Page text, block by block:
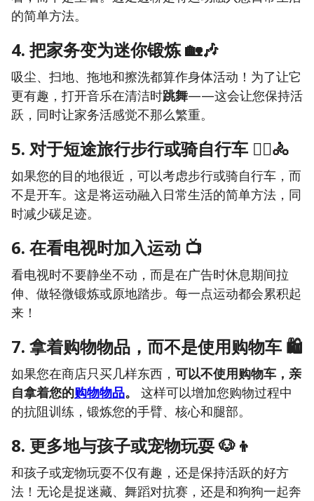
的简单方法。
4. 把家务变为迷你锻炼🏡🎶
吸尘、扫地、拖地和擦洗都算作身体活动！为了让它
更有趣，打开音乐在清洁时跳舞——这会让您保持活
跃，同时让家务活感觉不那么繁重。
5. 对于短途旅行步行或骑自行车 🚶‍♀️🚴
如果您的目的地很近，可以考虑步行或骑自行车，而
不是开车。这是将运动融入日常生活的简单方法，同
时减少碳足迹。
6. 在看电视时加入运动 📺
看电视时不要静坐不动，而是在广告时休息期间拉
伸、做轻微锻炼或原地踏步。每一点运动都会累积起
来！
7. 拿着购物物品，而不是使用购物车 🛍️
如果您在商店只买几样东西， 可以不使用购物车，亲
自拿着您的购物物品。
这样可以增加您购物过程中
的抗阻训练，锻炼您的手臂、核心和腿部。
8. 更多地与孩子或宠物玩耍🐶👦
和孩子或宠物玩耍不仅有趣，还是保持活跃的好方
法！无论是捉迷藏、舞蹈对抗赛，还是和狗狗一起奔